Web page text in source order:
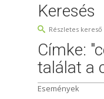
Keresés
Részletes kereső
Címke:
találat a
Események